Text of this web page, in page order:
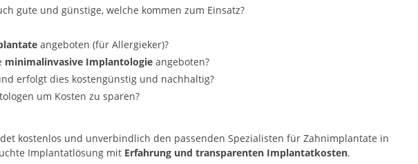
gute und günstige, welche kommen zum Einsatz?
angeboten (für Allergieker)?
minimalinvasive Implantologie angeboten?
erfolgt dies kostengünstig und nachhaltig?
um Kosten zu sparen?
kostenlos und unverbindlich den passenden Spezialisten für Zahnimplantate in
Implantatlösung mit Erfahrung und transparenten Implantatkosten.